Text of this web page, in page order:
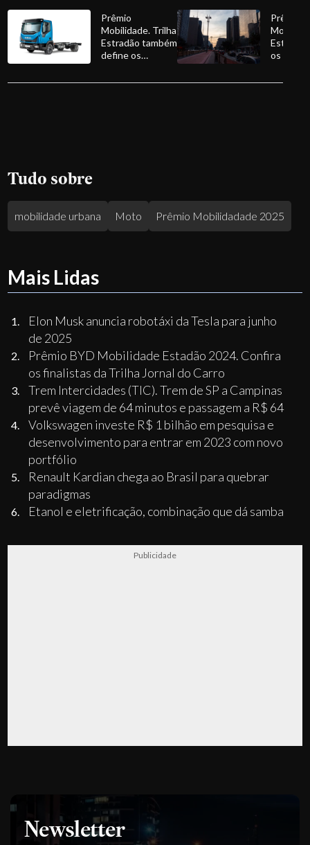
Prêmio
Mobilidade. Trilha
Estradão também
define os
caminhões
Prêmio
os
Tudo sobre
mobilidade urbana Moto Prêmio Mobilidadade 2025
Mais Lidas
Elon Musk anuncia robotáxi da Tesla para junho
de 2025
Prêmio BYD Mobilidade Estadão 2024. Confira
os finalistas da Trilha Jornal do Carro
Trem Intercidades (TIC). Trem de SP a Campinas
prevê viagem de 64 minutos e passagem a R$ 64
Volkswagen investe R$ 1 bilhão em pesquisa e
desenvolvimento para entrar em 2023 com novo
portfólio
Renault Kardian chega ao Brasil para quebrar
paradigmas
Etanol e eletrificação, combinação que dá samba
Publicidade
Newsletter